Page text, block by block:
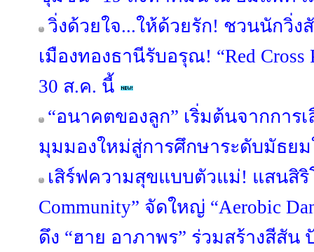
วิ่งด้วยใจ...ให้ด้วยรัก! ชวนนักวิ่
เมืองทองธานีรับอรุณ! “Red Cross
30 ส.ค. นี้
“อนาคตของลูก” เริ่มต้นจากการ
มุมมองใหม่สู่การศึกษาระดับมัธยม
เสิร์ฟความสุขแบบตัวแม่! แสนสิริ
Community” จัดใหญ่ “Aerobic
ดึง “ฮาย อาภาพร” ร่วมสร้างสีสั